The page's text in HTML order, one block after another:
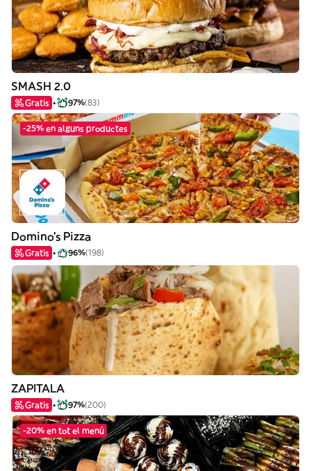
SMASH 2.0
Gratis 97%(83)
-25% en alguns productes
Domino's Pizza
Gratis 96%(198)
ZAPITALA
Gratis 97%(200)
-20% en tot el menú